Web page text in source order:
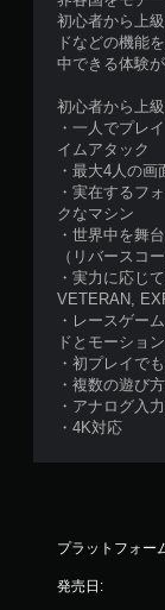
初心者から上
ドなどの機能
中できる体験
初心者から上
・一人でプレ
イムアタック​
・最大4人の画
・実在するフ
クなマシン
・世界中を舞
（リバースコ
・実力に応じ
VETERAN,
・レースゲー
ド​とモーショ
・初プレイで
・複数の遊び
・アナログ入
・4K対応
プラットフォー
発売日: